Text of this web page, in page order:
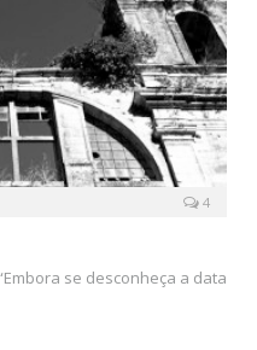
4
se desconheça a data